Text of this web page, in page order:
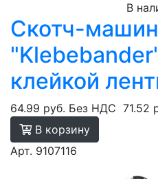
В
Скотч-
клейкой
64.99 руб. Без НДС 71.52
В корзину
Арт. 9107116